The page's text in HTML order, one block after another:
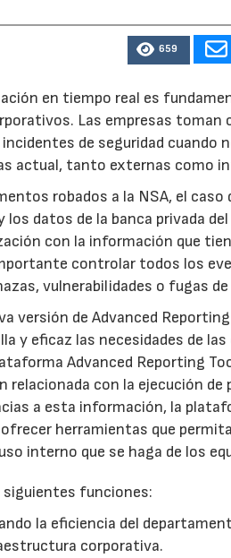
659
en tiempo real es
Las empresas toman
de seguridad cuando
actual, tanto externas como
robados a la NSA, el caso
los datos de la banca privada
con la información que
controlar todos los
vulnerabilidades o fugas
versión de Advanced
y eficaz las necesidades de
Advanced Reporting
con la ejecución
a esta información, la
herramientas que
interno que se haga de los
funciones:
la eficiencia del
corporativa.